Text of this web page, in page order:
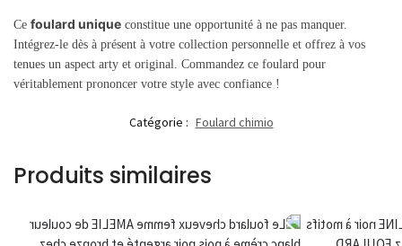
Ce foulard unique constitue une opportunité à ne pas manquer.
Intégrez-le dès à présent à votre collection personnelle et offrez à vos
tenues un aspect arty et original. Commandez ce foulard pour
véritablement prononcer votre style avec confiance !
Catégorie : Foulard chimio
Produits similaires